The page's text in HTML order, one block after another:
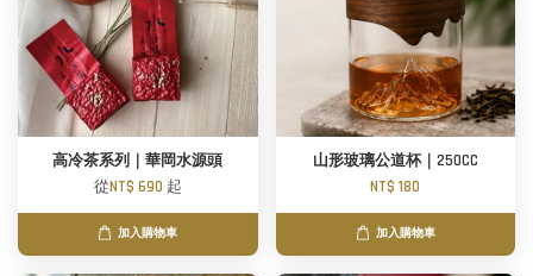
高冷茶系列｜華岡水源頭
從NT$ 690 起
加入購物車
山形玻璃公道杯｜250CC
NT$ 180
加入購物車